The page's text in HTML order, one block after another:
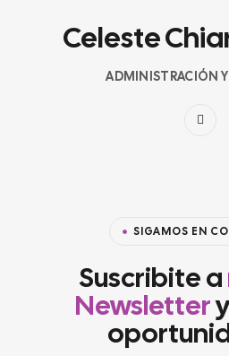
Celeste
ADMINISTRACIÓN
SIGAMOS EN
Suscribite a
Newsletter